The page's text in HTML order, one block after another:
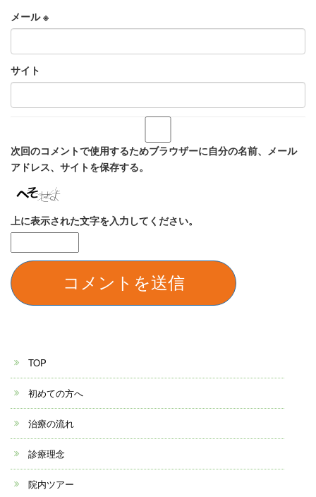
メール※
サイト
次回のコメントで使用するためブラウザーに自分の名前、メール
アドレス、サイトを保存する。
上に表示された文字を入力してください。
TOP
初めての方へ
治療の流れ
診療理念
院内ツアー